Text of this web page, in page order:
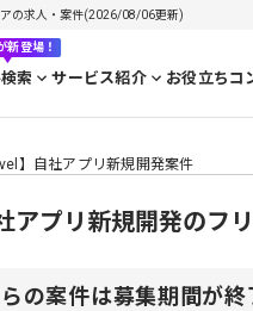
の求人・案件(2026/08/06更新)
新登場！
索 サービス紹介 お役立ちコ
】自社アプリ新規開発案件
アプリ新規開発のフ
の案件は募集期間が